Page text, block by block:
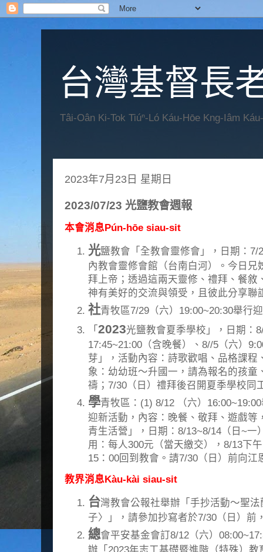
台灣基督長
Tâi-Oân Ki-Tok Tiúⁿ-Ló Káu-Hōe Kng-Iâm
2023年7月23日 星期日
2023/07/23 光鹽教會週報
本會消息Pún-hōe siau-sit
光鹽教會「全教會靈修會」，日期：7/
內教會靈修會館（台南白河）。今日
拜上帝；透過這兩天靈修、禮拜、餐敘
神有美好的交流與領受，且彼此分享聯
社青牧區7/29（六）19:00~20:30舉行
「 2023光鹽教會夏季學校」，日期：
17:45~21:00（含晚餐）、8//5（六）
芽」，活動內容：詩歌歡唱、品格課
象：幼幼班～升國一，請為報名的孩
禱；7/30（日）禮拜後召開夏季學校同
學青牧區：(1) 8/12 （六）
迎新活動，內容：晚餐、敬拜、遊戲等
青生活營」，日期：8/13~8/14（日~
用：每人300元（當天繳交），8/13下
15：00回到教會。請7/30（日）前向
教界消息Kàu-kài siau-sit
台灣教會公報社舉辦「手抄活動～聖
子〉」，請參加抄寫者於7/30（日）前
總會平安基金會訂8/12（六）